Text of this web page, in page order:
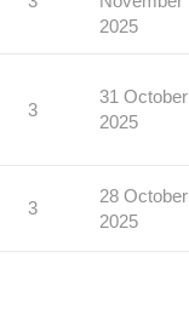
2025
3
31 October
2025
3
28 October
2025